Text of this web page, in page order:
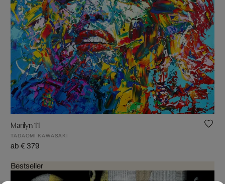
Marilyn 11
TADAOMI KAWASAKI
ab € 379
Bestseller